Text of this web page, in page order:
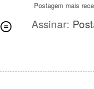
Postagem mais
Assinar: